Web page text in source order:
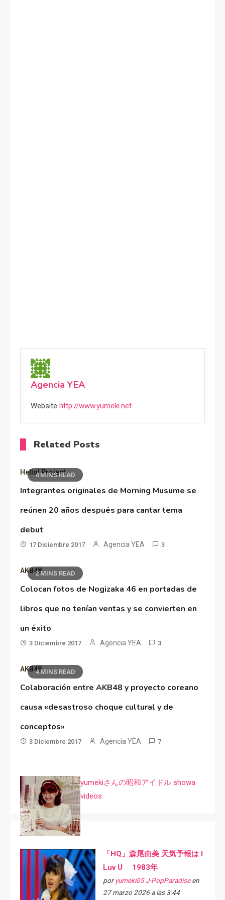
Agencia YEA
Website http://www.yumeki.net
Related Posts
4 MINS READ
Hello! Project
Integrantes originales de Morning Musume se
reúnen 20 años después para cantar tema
debut
17 Diciembre 2017 Agencia YEA 3
2 MINS READ
AKB48
Colocan fotos de Nogizaka 46 en portadas de
libros que no tenían ventas y se convierten en
un éxito
3 Diciembre 2017 Agencia YEA 3
4 MINS READ
AKB48
Colaboración entre AKB48 y proyecto coreano
causa «desastroso choque cultural y de
conceptos»
3 Diciembre 2017 Agencia YEA 7
yumekiさんの昭和アイドル showa
videos
「HQ」森尾由美 天気予報は I
Luv U 1983年
por yumeki05 J-PopParadiseen
27 marzo 2026 a las 3:44